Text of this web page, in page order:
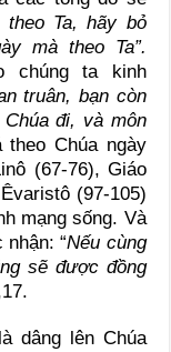
theo Ta, hãy bỏ
mà theo Ta”.
chúng ta kinh
truân, bạn còn
đi, và môn
theo Chúa ngày
(67-76), Giáo
(97-105)
mạng sống. Và
“Nếu cùng
sẽ được đồng
dâng lên Chúa